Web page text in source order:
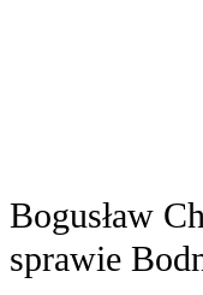
Bogusław
sprawie